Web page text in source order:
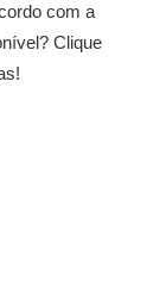
com a
Clique